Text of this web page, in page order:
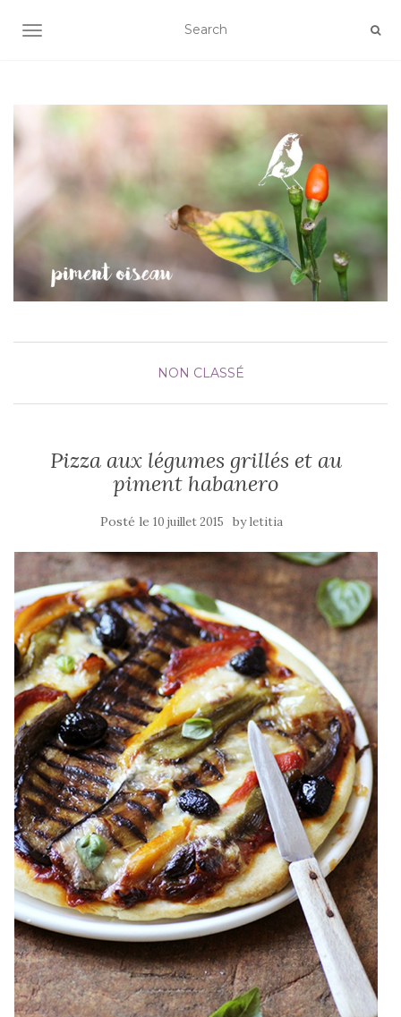
AFFICHER/MASQUER LA NAVIGATION
NON CLASSÉ
Pizza aux légumes grillés et au
piment habanero
Posté le 10 juillet 2015 byletitia